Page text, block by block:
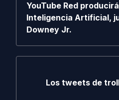
YouTube Red
Inteligencia Artificial,
Downey Jr.
Los tweets de